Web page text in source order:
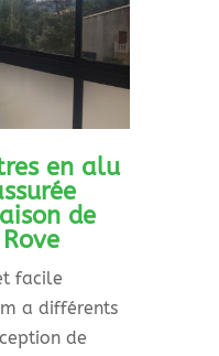
en alu
de
facile
a différents
de